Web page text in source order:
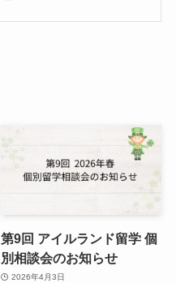
第9回 アイルランド留学 個
別相談会のお知らせ
2026年4月3日